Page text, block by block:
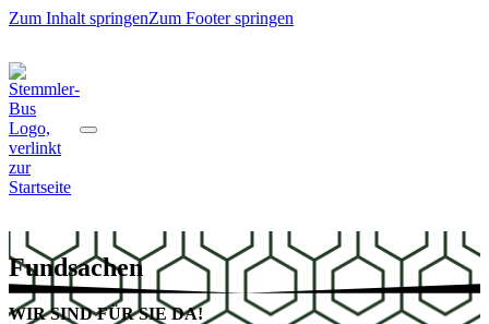
Zum Inhalt springenZum Footer springen
Fundsachen
WIR SIND FÜR SIE DA!